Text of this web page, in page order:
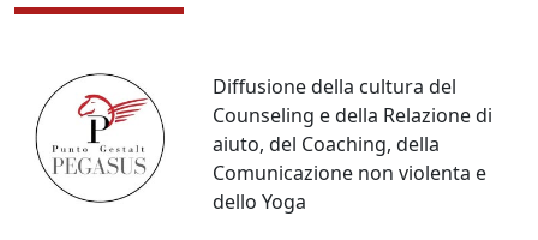
Diffusione della cultura del
Counseling e della Relazione di
aiuto, del Coaching, della
Comunicazione non violenta e
dello Yoga